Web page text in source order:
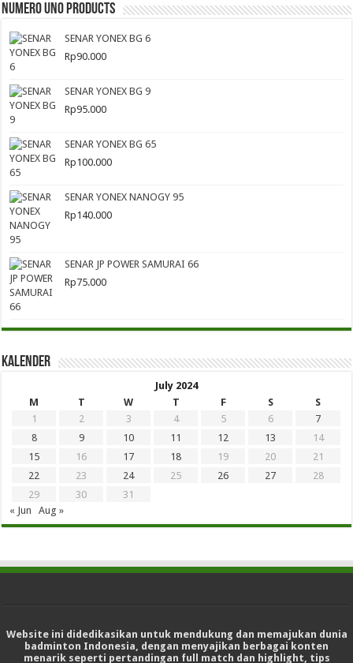
Numero Uno Products
SENAR YONEX BG 6
Rp90.000
SENAR YONEX BG 9
Rp95.000
SENAR YONEX BG 65
Rp100.000
SENAR YONEX NANOGY 95
Rp140.000
SENAR JP POWER SAMURAI 66
Rp75.000
Kalender
July 2024
M
T W T F S
S
1
2 3 4 5 6
7
8
9 10 11 12 13
14
15
16 17 18 19 20
21
22
23 24 25 26 27
28
29
30
31
« Jun
Aug »
Website ini didedikasikan untuk mendukung dan memajukan dunia
badminton Indonesia, dengan menyajikan berbagai konten
menarik seperti pertandingan full match dan highlight, tips